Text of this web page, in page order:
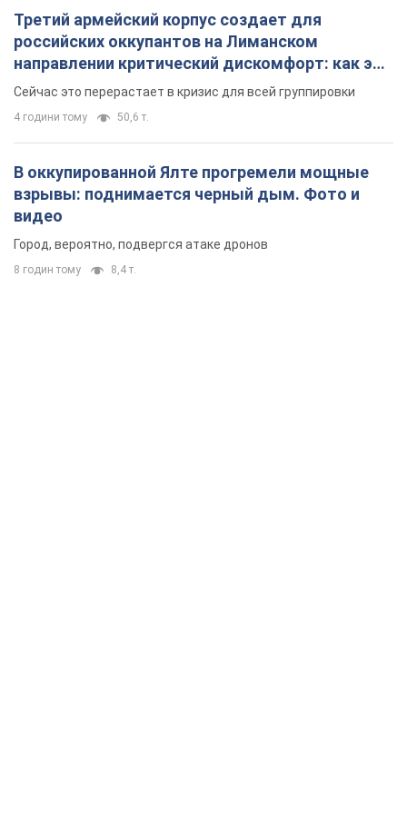
Третий армейский корпус создает для
российских оккупантов на Лиманском
направлении критический дискомфорт: как это
удалось
Сейчас это перерастает в кризис для всей группировки
4 години тому 50,6 т.
В оккупированной Ялте прогремели мощные
взрывы: поднимается черный дым. Фото и
видео
Город, вероятно, подвергся атаке дронов
8 годин тому 8,4 т.